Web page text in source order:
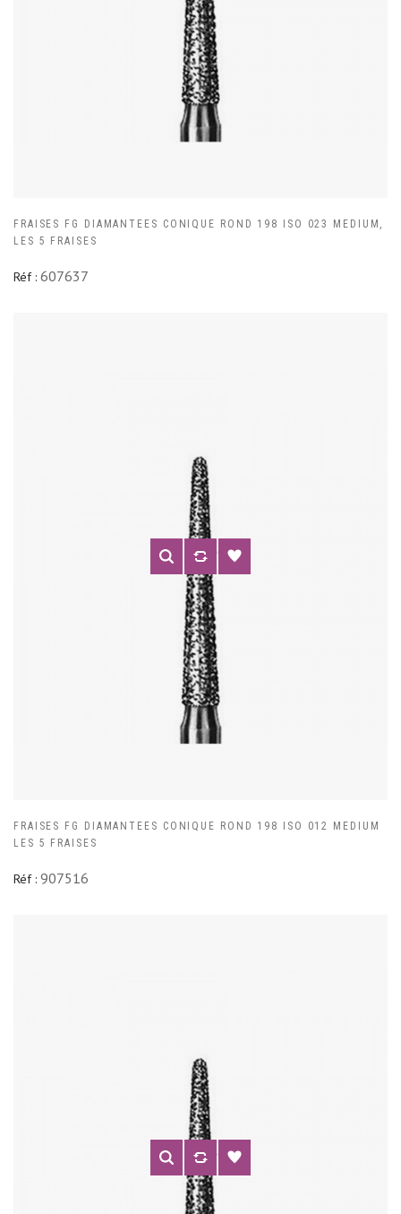
FRAISES FG DIAMANTEES CONIQUE ROND 198 ISO 023 MEDIUM,
LES 5 FRAISES
Réf : 607637
FRAISES FG DIAMANTEES CONIQUE ROND 198 ISO 012 MEDIUM
LES 5 FRAISES
Réf : 907516